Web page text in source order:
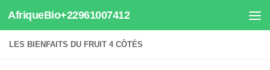
Au dessous du contenu
AfriqueBio+22961007412
LES BIENFAITS DU FRUIT 4 CÔTÉS